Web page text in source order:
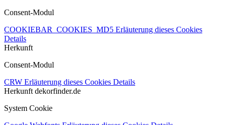
Consent-Modul
COOKIEBAR_COOKIES_MD5 Erläuterung dieses Cookies
Details
Herkunft
Consent-Modul
CRW Erläuterung dieses Cookies Details
Herkunft dekorfinder.de
System Cookie